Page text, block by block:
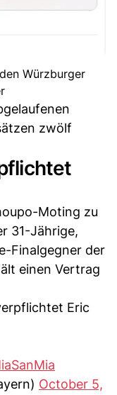
Würzburger
zwölf
Moting zu
31-Jährige,
Finalgegner der
einen Vertrag
Eric
October 5,